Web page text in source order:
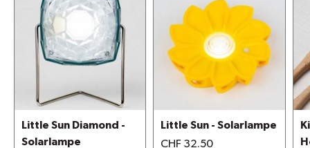
Little Sun Diamond -
Solarlampe
Little Sun - Solarlampe
CHF 32.50